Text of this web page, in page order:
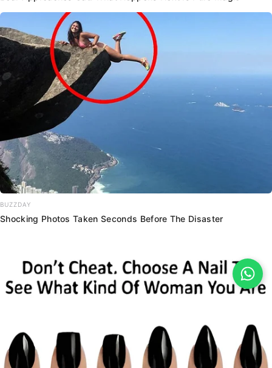
BUZZDAY
Shocking Photos Taken Seconds Before The Disaster